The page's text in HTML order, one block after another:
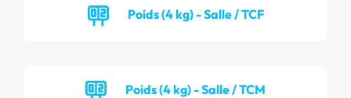
Poids (4 kg) - Salle / TCF
Poids (4 kg) - Salle / TCM